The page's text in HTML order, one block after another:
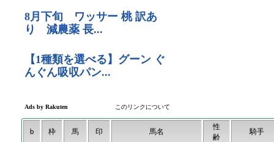
b 枠 馬 印 馬名
性
齢
騎手